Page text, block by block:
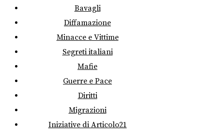
Bavagli
Diffamazione
Minacce e Vittime
Segreti italiani
Mafie
Guerre e Pace
Diritti
Migrazioni
Iniziative di Articolo21